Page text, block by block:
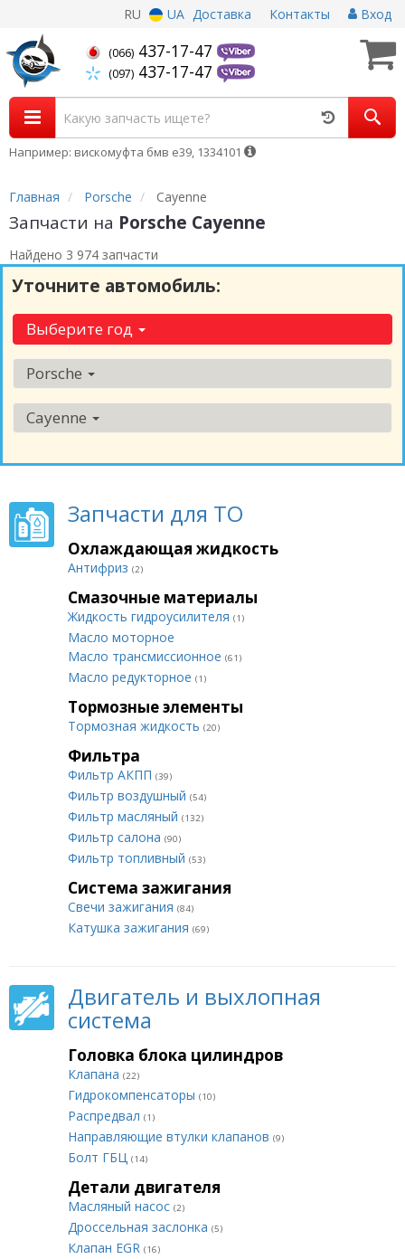
RU UA Доставка Контакты Вход
(066) 437-17-47
(097) 437-17-47
Например: вискомуфта бмв е39, 1334101
Главная Porsche Cayenne
Запчасти на Porsche Cayenne
Найдено 3 974 запчасти
Уточните автомобиль:
Выберите год
Porsche
Cayenne
Запчасти для ТО
Охлаждающая жидкость
Антифриз (2)
Смазочные материалы
Жидкость гидроусилителя (1)
Масло моторное
Масло трансмиссионное (61)
Масло редукторное (1)
Тормозные элементы
Тормозная жидкость (20)
Фильтра
Фильтр АКПП (39)
Фильтр воздушный (54)
Фильтр масляный (132)
Фильтр салона (90)
Фильтр топливный (53)
Система зажигания
Свечи зажигания (84)
Катушка зажигания (69)
Двигатель и выхлопная
система
Головка блока цилиндров
Клапана (22)
Гидрокомпенсаторы (10)
Распредвал (1)
Направляющие втулки клапанов (9)
Болт ГБЦ (14)
Детали двигателя
Масляный насос (2)
Дроссельная заслонка (5)
Клапан EGR (16)